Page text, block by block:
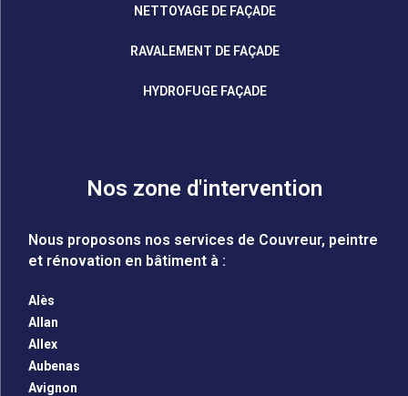
NETTOYAGE DE FAÇADE
RAVALEMENT DE FAÇADE
HYDROFUGE FAÇADE
Nos zone d'intervention
Nous proposons nos services de Couvreur, peintre
et rénovation en bâtiment à :
Alès
Allan
Allex
Aubenas
Avignon